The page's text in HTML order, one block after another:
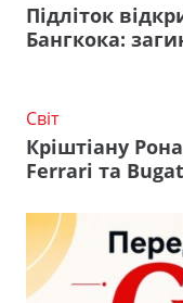
Підліток
Бангкока:
Світ
Кріштіану
Ferrari та